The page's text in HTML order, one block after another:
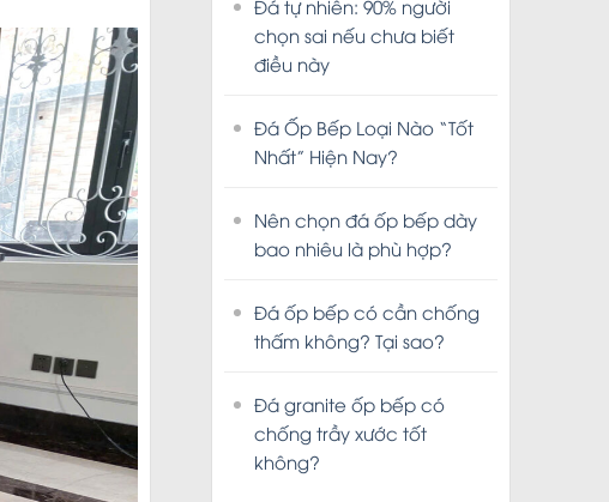
Đá tự nhiên: 90% người
chọn sai nếu chưa biết
điều này
Đá Ốp Bếp Loại Nào “Tốt
Nhất” Hiện Nay?
Nên chọn đá ốp bếp dày
bao nhiêu là phù hợp?
Đá ốp bếp có cần chống
thấm không? Tại sao?
Đá granite ốp bếp có
chống trầy xước tốt
không?